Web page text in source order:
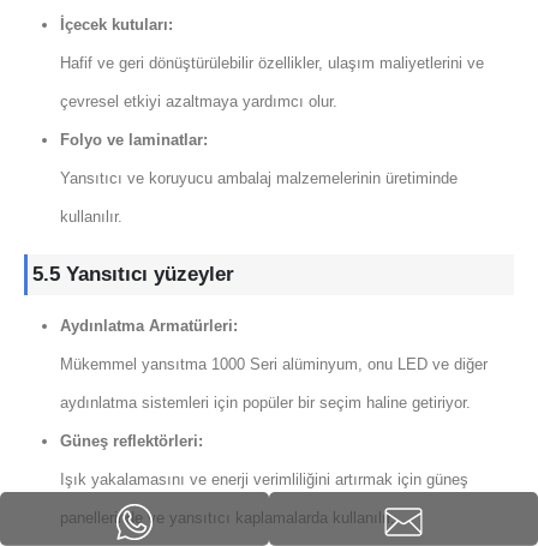
İçecek kutuları:
Hafif ve geri dönüştürülebilir özellikler, ulaşım maliyetlerini ve
çevresel etkiyi azaltmaya yardımcı olur.
Folyo ve laminatlar:
Yansıtıcı ve koruyucu ambalaj malzemelerinin üretiminde
kullanılır.
5.5 Yansıtıcı yüzeyler
Aydınlatma Armatürleri:
Mükemmel yansıtma 1000 Seri alüminyum, onu LED ve diğer
aydınlatma sistemleri için popüler bir seçim haline getiriyor.
Güneş reflektörleri:
Işık yakalamasını ve enerji verimliliğini artırmak için güneş
panellerinde ve yansıtıcı kaplamalarda kullanılır.